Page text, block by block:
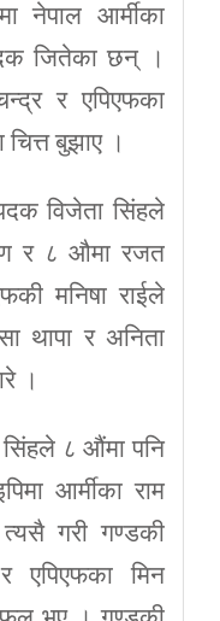
नेपाल आर्मीका
जितेका छन् ।
र एपिएफका
बुझाए ।
विजेता सिंहले
र ८ औमा रजत
मनिषा राईले
थापा र अनिता
।
सिंहले ८ औंमा पनि
आर्मीका राम
गरी गण्डकी
एपिएफका मिन